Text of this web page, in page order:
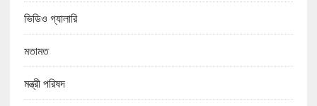
ভিডিও গ্যালারি
মতামত
মন্ত্রী পরিষদ